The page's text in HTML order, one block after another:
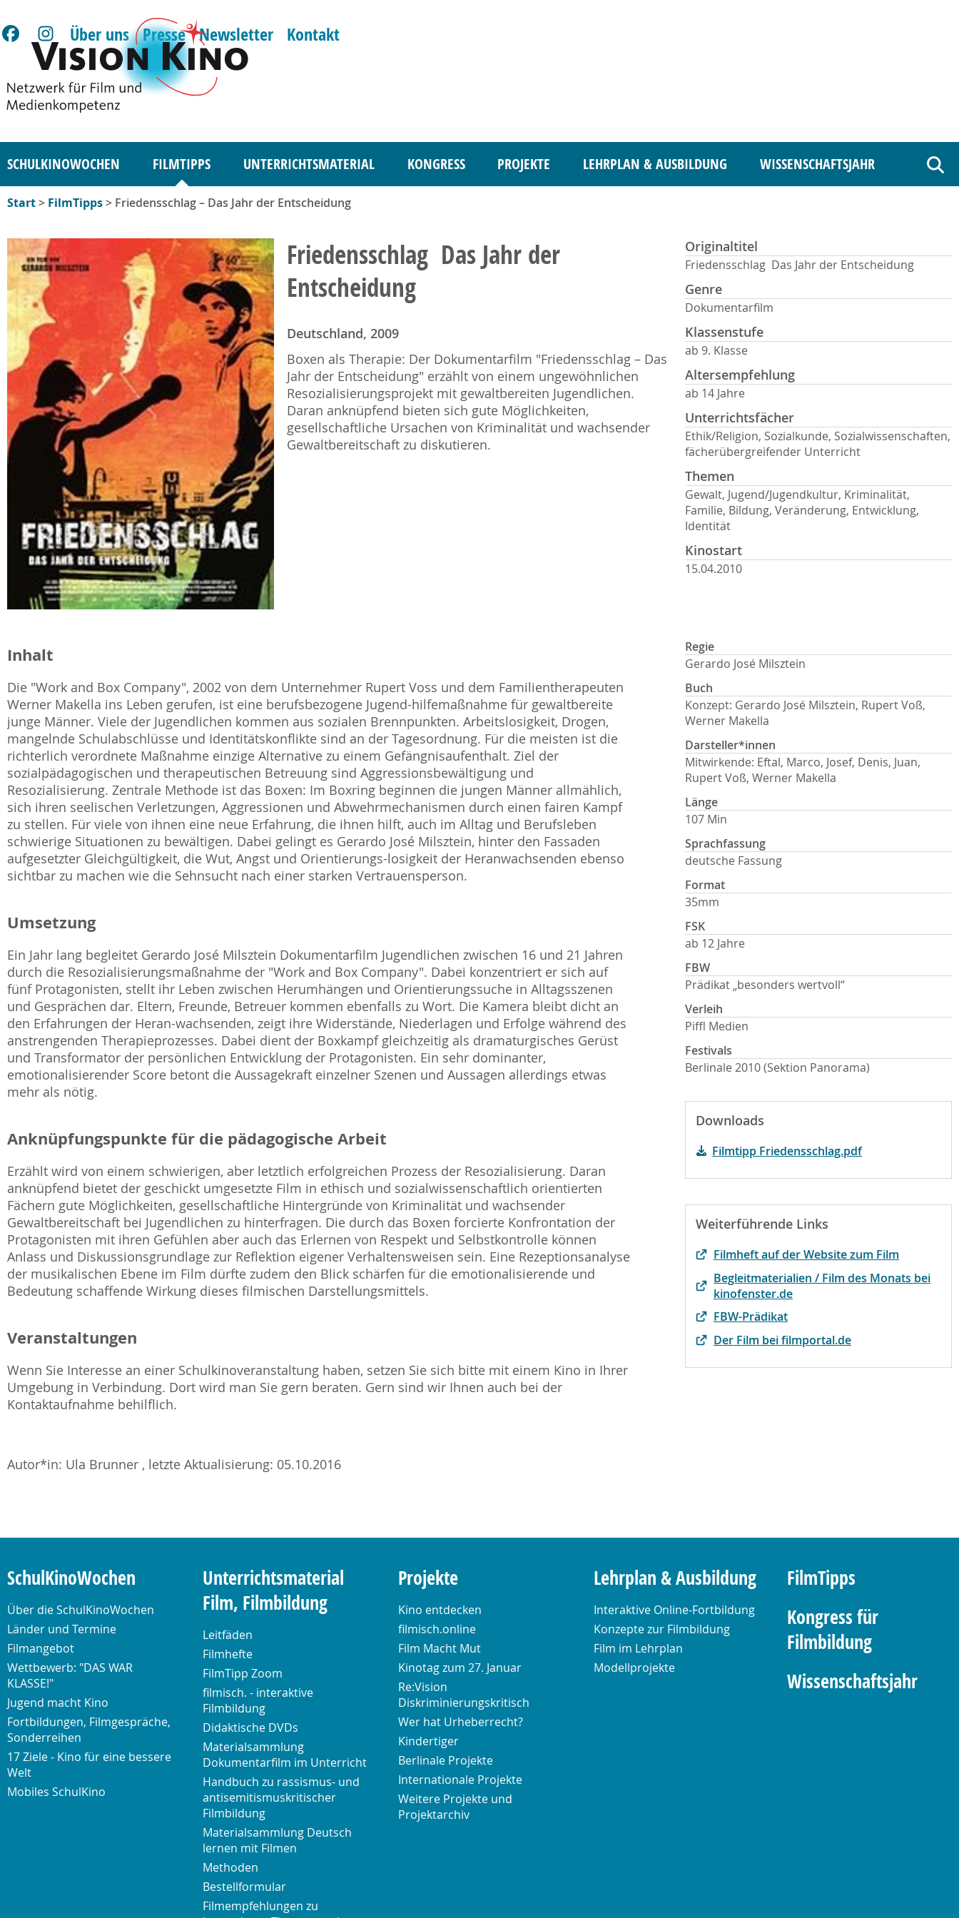
Über uns Presse Newsletter Kontakt
SCHULKINOWOCHEN FILMTIPPS UNTERRICHTSMATERIAL KONGRESS PROJEKTE LEHRPLAN & AUSBILDUNG WISSENSCHAFTSJAHR
Start> FilmTipps> Friedensschlag – Das Jahr der Entscheidung
Friedensschlag  Das Jahr der
Entscheidung
Deutschland, 2009
Boxen als Therapie: Der Dokumentarfilm "Friedensschlag – Das
Jahr der Entscheidung" erzählt von einem ungewöhnlichen
Resozialisierungsprojekt mit gewaltbereiten Jugendlichen.
Daran anknüpfend bieten sich gute Möglichkeiten,
gesellschaftliche Ursachen von Kriminalität und wachsender
Gewaltbereitschaft zu diskutieren.
Originaltitel
Friedensschlag  Das Jahr der Entscheidung
Genre
Dokumentarfilm
Klassenstufe
ab 9. Klasse
Altersempfehlung
ab 14 Jahre
Unterrichtsfächer
Ethik/Religion, Sozialkunde, Sozialwissenschaften,
fächerübergreifender Unterricht
Themen
Gewalt, Jugend/Jugendkultur, Kriminalität,
Familie, Bildung, Veränderung, Entwicklung,
Identität
Kinostart
15.04.2010
Inhalt
Die "Work and Box Company", 2002 von dem Unternehmer Rupert Voss und dem Familientherapeuten
Werner Makella ins Leben gerufen, ist eine berufsbezogene Jugend-hilfemaßnahme für gewaltbereite
junge Männer. Viele der Jugendlichen kommen aus sozialen Brennpunkten. Arbeitslosigkeit, Drogen,
mangelnde Schulabschlüsse und Identitätskonflikte sind an der Tagesordnung. Für die meisten ist die
richterlich verordnete Maßnahme einzige Alternative zu einem Gefängnisaufenthalt. Ziel der
sozialpädagogischen und therapeutischen Betreuung sind Aggressionsbewältigung und
Resozialisierung. Zentrale Methode ist das Boxen: Im Boxring beginnen die jungen Männer allmählich,
sich ihren seelischen Verletzungen, Aggressionen und Abwehrmechanismen durch einen fairen Kampf
zu stellen. Für viele von ihnen eine neue Erfahrung, die ihnen hilft, auch im Alltag und Berufsleben
schwierige Situationen zu bewältigen. Dabei gelingt es Gerardo José Milsztein, hinter den Fassaden
aufgesetzter Gleichgültigkeit, die Wut, Angst und Orientierungs-losigkeit der Heranwachsenden ebenso
sichtbar zu machen wie die Sehnsucht nach einer starken Vertrauensperson.
Umsetzung
Ein Jahr lang begleitet Gerardo José Milsztein Dokumentarfilm Jugendlichen zwischen 16 und 21 Jahren
durch die Resozialisierungsmaßnahme der "Work and Box Company". Dabei konzentriert er sich auf
fünf Protagonisten, stellt ihr Leben zwischen Herumhängen und Orientierungssuche in Alltagsszenen
und Gesprächen dar. Eltern, Freunde, Betreuer kommen ebenfalls zu Wort. Die Kamera bleibt dicht an
den Erfahrungen der Heran-wachsenden, zeigt ihre Widerstände, Niederlagen und Erfolge während des
anstrengenden Therapieprozesses. Dabei dient der Boxkampf gleichzeitig als dramaturgisches Gerüst
und Transformator der persönlichen Entwicklung der Protagonisten. Ein sehr dominanter,
emotionalisierender Score betont die Aussagekraft einzelner Szenen und Aussagen allerdings etwas
mehr als nötig.
Anknüpfungspunkte für die pädagogische Arbeit
Erzählt wird von einem schwierigen, aber letztlich erfolgreichen Prozess der Resozialisierung. Daran
anknüpfend bietet der geschickt umgesetzte Film in ethisch und sozialwissenschaftlich orientierten
Fächern gute Möglichkeiten, gesellschaftliche Hintergründe von Kriminalität und wachsender
Gewaltbereitschaft bei Jugendlichen zu hinterfragen. Die durch das Boxen forcierte Konfrontation der
Protagonisten mit ihren Gefühlen aber auch das Erlernen von Respekt und Selbstkontrolle können
Anlass und Diskussionsgrundlage zur Reflektion eigener Verhaltensweisen sein. Eine Rezeptionsanalyse
der musikalischen Ebene im Film dürfte zudem den Blick schärfen für die emotionalisierende und
Bedeutung schaffende Wirkung dieses filmischen Darstellungsmittels.
Veranstaltungen
Wenn Sie Interesse an einer Schulkinoveranstaltung haben, setzen Sie sich bitte mit einem Kino in Ihrer
Umgebung in Verbindung. Dort wird man Sie gern beraten. Gern sind wir Ihnen auch bei der
Kontaktaufnahme behilflich.
Autor*in: Ula Brunner , letzte Aktualisierung: 05.10.2016
Regie
Gerardo José Milsztein
Buch
Konzept: Gerardo José Milsztein, Rupert Voß,
Werner Makella
Darsteller*innen
Mitwirkende: Eftal, Marco, Josef, Denis, Juan,
Rupert Voß, Werner Makella
Länge
107 Min
Sprachfassung
deutsche Fassung
Format
35mm
FSK
ab 12 Jahre
FBW
Prädikat „besonders wertvoll“
Verleih
Piffl Medien
Festivals
Berlinale 2010 (Sektion Panorama)
Downloads
Filmtipp Friedensschlag.pdf
Weiterführende Links
Filmheft auf der Website zum Film
Begleitmaterialien / Film des Monats bei
kinofenster.de
FBW-Prädikat
Der Film bei filmportal.de
SchulKinoWochen
Über die SchulKinoWochen
Länder und Termine
Filmangebot
Wettbewerb: "DAS WAR
KLASSE!"
Jugend macht Kino
Fortbildungen, Filmgespräche,
Sonderreihen
17 Ziele - Kino für eine bessere
Welt
Mobiles SchulKino
Unterrichtsmaterial
Film, Filmbildung
Leitfäden
Filmhefte
FilmTipp Zoom
filmisch. - interaktive
Filmbildung
Didaktische DVDs
Materialsammlung
Dokumentarfilm im Unterricht
Handbuch zu rassismus- und
antisemitismuskritischer
Filmbildung
Materialsammlung Deutsch
lernen mit Filmen
Methoden
Bestellformular
Filmempfehlungen zu
Projekte
Kino entdecken
filmisch.online
Film Macht Mut
Kinotag zum 27. Januar
Re:Vision
Diskriminierungskritisch
Wer hat Urheberrecht?
Kindertiger
Berlinale Projekte
Internationale Projekte
Weitere Projekte und
Projektarchiv
Lehrplan & Ausbildung
Interaktive Online-Fortbildung
Konzepte zur Filmbildung
Film im Lehrplan
Modellprojekte
FilmTipps
Kongress für
Filmbildung
Wissenschaftsjahr